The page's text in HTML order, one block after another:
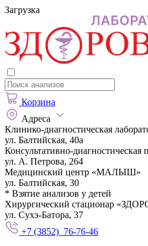
Загрузка
Корзина
Адреса
Клинико-диагностическая
ул. Балтийская, 40а
Консультативно-
ул. А. Петрова, 264
Медицинский центр «МАЛЫШ»
ул. Балтийская, 30
* Взятие анализов у детей
Хирургический стационар
ул. Сухэ-Батора, 37
+7 (3852) 76-76-46